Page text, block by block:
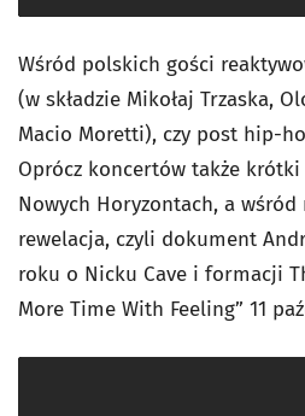
Wśród polskich gości
(w składzie Mikołaj Trzaska,
Macio Moretti), czy post hip-
Oprócz koncertów także
Nowych Horyzontach, a
rewelacja, czyli dokument
roku o Nicku Cave i formacji
More Time With Feeling” 11